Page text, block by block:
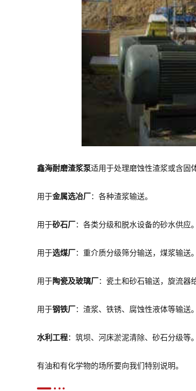
鑫海耐磨渣浆泵适用于处理磨蚀性渣浆或含固
用于金属选冶厂：各种渣浆输送。
用于砂石厂：各类分级和脱水设备的砂水供应。
用于选煤厂：重介质分级筛分输送，煤浆输送。
用于陶瓷及玻璃厂：瓷土和砂石输送，旋流器
用于钢铁厂：渣浆、铁锈、腐蚀性液体等输送。
水利工程：筑坝、河床淤泥清除、砂石分级等。
有油和有化学物的场所要向我们特别说明。